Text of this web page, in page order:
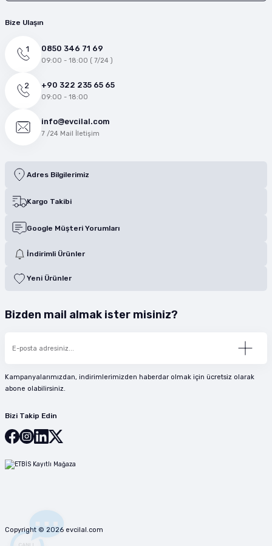
Bize Ulaşın
0850 346 71 69
09:00 - 18:00 ( 7/24 )
+90 322 235 65 65
09:00 - 18:00
info@evcilal.com
7 /24 Mail İletişim
Adres Bilgilerimiz
Kargo Takibi
Google Müşteri Yorumları
İndirimli Ürünler
Yeni Ürünler
Bizden mail almak ister misiniz?
Kampanyalarımızdan, indirimlerimizden haberdar olmak için ücretsiz olarak
abone olabilirsiniz.
Bizi Takip Edin
Copyright © 2026 evcilal.com